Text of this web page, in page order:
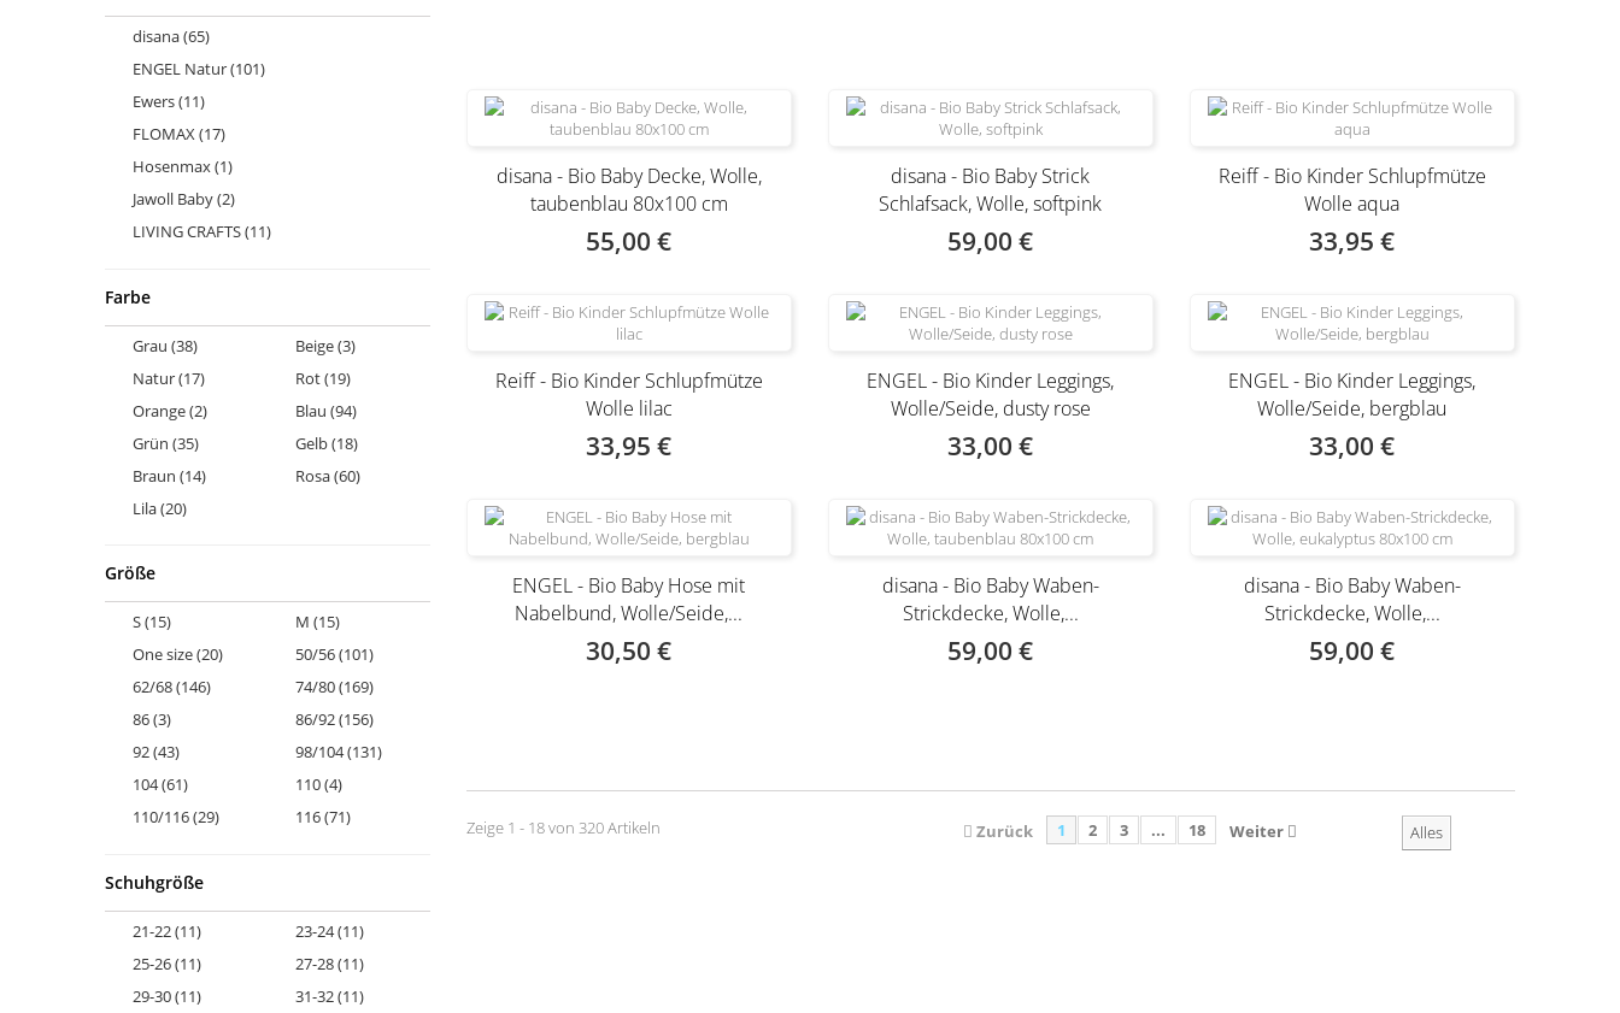
disana(65)
ENGEL Natur(101)
Ewers(11)
FLOMAX(17)
Hosenmax(1)
Jawoll Baby(2)
LIVING CRAFTS(11)
maximo
PICKAPOOH(5)
pure pure by BAUER
puri organic
Reiff Strickwaren
serendipity organics
Farbe
Grau (38) Beige(3)
Natur(17) Rot(19)
Orange(2) Blau (94)
Grün (35) Gelb(18)
Braun (14) Rosa(60)
Lila(20)
Größe
S(15) M (15)
One size(20) 50/56(101)
62/68(146) 74/80(169)
86(3) 86/92(156)
92(43) 98/104(131)
104(61) 110(4)
110/116(29) 116(71)
128(62)
140(52)
Schuhgröße
21-22(11) 23-24(11)
25-26(11) 27-28(11)
29-30(11) 31-32(11)
disana - Bio Baby Decke, Wolle,
taubenblau 80x100 cm
55,00 €
disana - Bio Baby Strick
Schlafsack, Wolle, softpink
59,00 €
Reiff - Bio Kinder Schlupfmütze
Wolle aqua
33,95 €
Reiff - Bio Kinder Schlupfmütze
Wolle lilac
33,95 €
ENGEL - Bio Kinder Leggings,
Wolle/Seide, dusty rose
33,00 €
ENGEL - Bio Kinder Leggings,
Wolle/Seide, bergblau
33,00 €
ENGEL - Bio Baby Hose mit
Nabelbund, Wolle/Seide,...
30,50 €
disana - Bio Baby Waben-
Strickdecke, Wolle,...
59,00 €
disana - Bio Baby Waben-
Strickdecke, Wolle,...
59,00 €
Alles
Zurück 1 2 3 ... 18 Weiter
Zeige 1 - 18 von 320 Artikeln